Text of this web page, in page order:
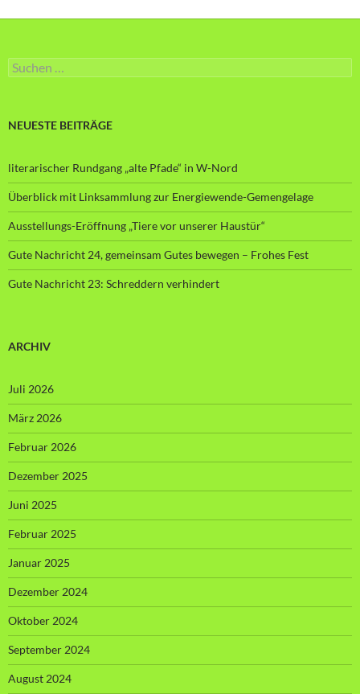
Suche
nach:
NEUESTE BEITRÄGE
literarischer Rundgang „alte Pfade“ in W-Nord
Überblick mit Linksammlung zur Energiewende-Gemengelage
Ausstellungs-Eröffnung „Tiere vor unserer Haustür“
Gute Nachricht 24, gemeinsam Gutes bewegen – Frohes Fest
Gute Nachricht 23: Schreddern verhindert
ARCHIV
Juli 2026
März 2026
Februar 2026
Dezember 2025
Juni 2025
Februar 2025
Januar 2025
Dezember 2024
Oktober 2024
September 2024
August 2024